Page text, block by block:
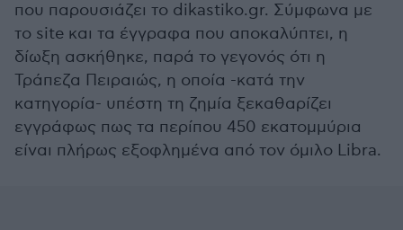
που παρουσιάζει το dikastiko.gr. Σύμφωνα με
το site και τα έγγραφα που αποκαλύπτει, η
δίωξη ασκήθηκε, παρά το γεγονός ότι η
Τράπεζα Πειραιώς, η οποία -κατά την
κατηγορία- υπέστη τη ζημία ξεκαθαρίζει
εγγράφως πως τα περίπου 450 εκατομμύρια
είναι πλήρως εξοφλημένα από τον όμιλο Libra.